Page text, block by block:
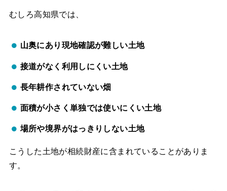
むしろ高知県では、
山奥にあり現地確認が難しい土地
接道がなく利用しにくい土地
長年耕作されていない畑
面積が小さく単独では使いにくい土地
場所や境界がはっきりしない土地
こうした土地が相続財産に含まれていることがありま
す。